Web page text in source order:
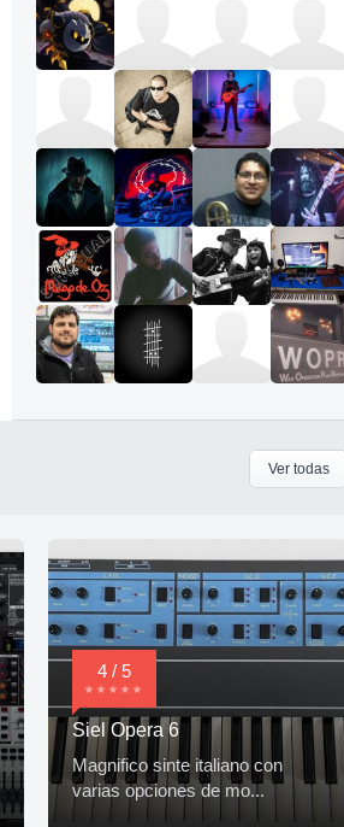
Ver todas
4 / 5
Siel Opera 6
Magnifico sinte italiano con
varias opciones de mo...